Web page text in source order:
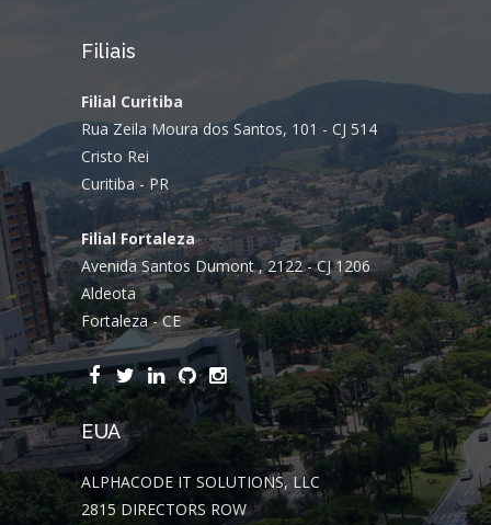
Filiais
Filial Curitiba
Rua Zeila Moura dos Santos, 101 - CJ 514
Cristo Rei
Curitiba - PR
Filial Fortaleza
Avenida Santos Dumont , 2122 - CJ 1206
Aldeota
Fortaleza - CE
EUA
ALPHACODE IT SOLUTIONS, LLC
2815 DIRECTORS ROW